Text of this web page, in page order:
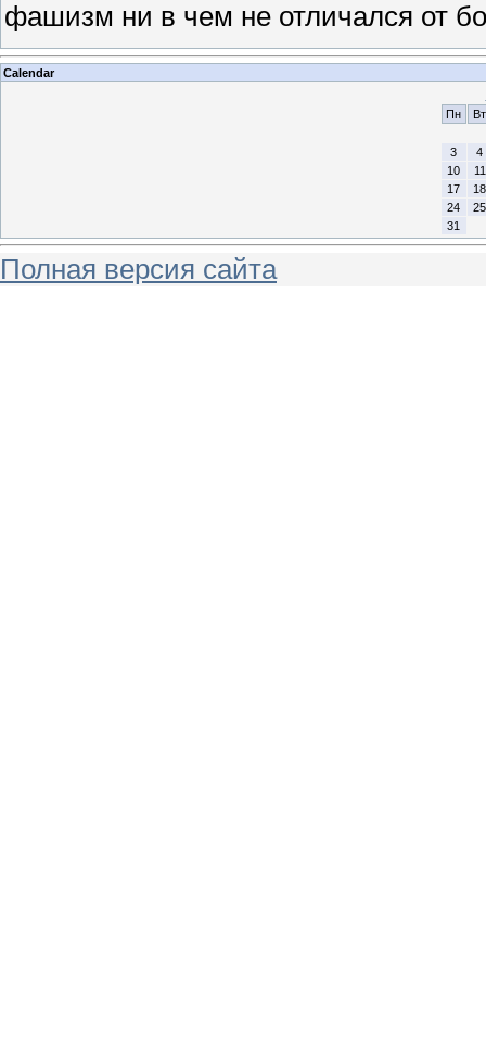
фашизм ни в чем не отличался от
Calendar
Пн
Вт
3
4
10
11
17
18
24
25
31
Полная версия сайта